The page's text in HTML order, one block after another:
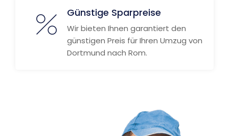
Günstige Sparpreise
Wir bieten Ihnen garantiert den
günstigen Preis für Ihren Umzug von
Dortmund nach Rom.